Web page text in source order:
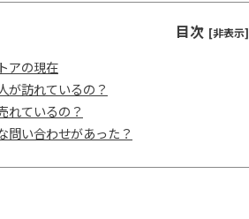
目次 [非表示]
アの現在
が訪れているの？
れているの？
問い合わせがあった？